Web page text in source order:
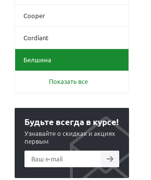
Cooper
Cordiant
Белшина
Показать все
Будьте всегда в курсе!
Узнавайте о скидках и акциях
первым